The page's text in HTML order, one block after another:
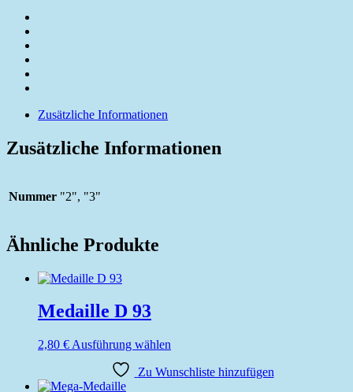
Zusätzliche Informationen
Zusätzliche Informationen
Nummer "2", "3"
Ähnliche Produkte
Medaille D 93
2,80 € Ausführung wählen
weist
Zu Wunschliste hinzufügen